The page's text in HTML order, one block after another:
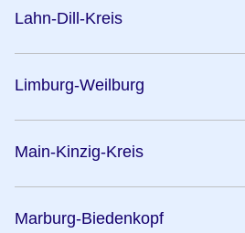
Lahn-Dill-Kreis
Limburg-Weilburg
Main-Kinzig-Kreis
Marburg-Biedenkopf